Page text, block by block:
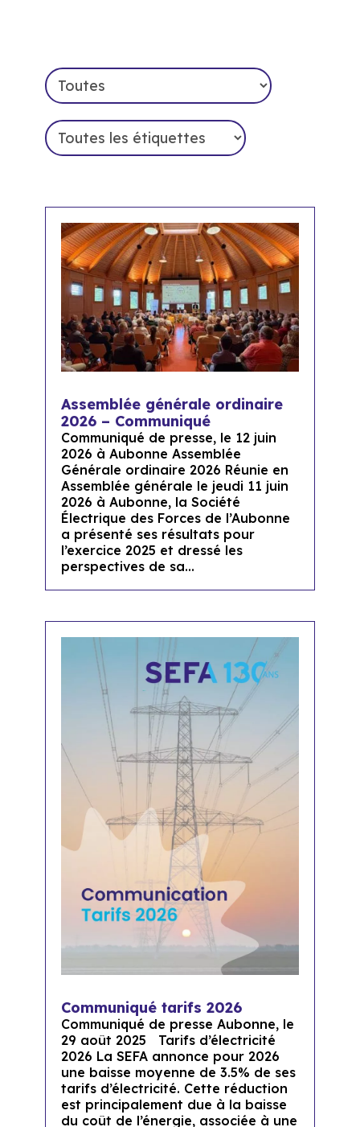
Assemblée générale ordinaire
2026 – Communiqué
Communiqué de presse, le 12 juin
2026 à Aubonne Assemblée
Générale ordinaire 2026 Réunie en
Assemblée générale le jeudi 11 juin
2026 à Aubonne, la Société
Électrique des Forces de l’Aubonne
a présenté ses résultats pour
l’exercice 2025 et dressé les
perspectives de sa...
Communiqué tarifs 2026
Communiqué de presse Aubonne, le
29 août 2025 Tarifs d’électricité
2026 La SEFA annonce pour 2026
une baisse moyenne de 3.5% de ses
tarifs d’électricité. Cette réduction
est principalement due à la baisse
du coût de l’énergie, associée à une